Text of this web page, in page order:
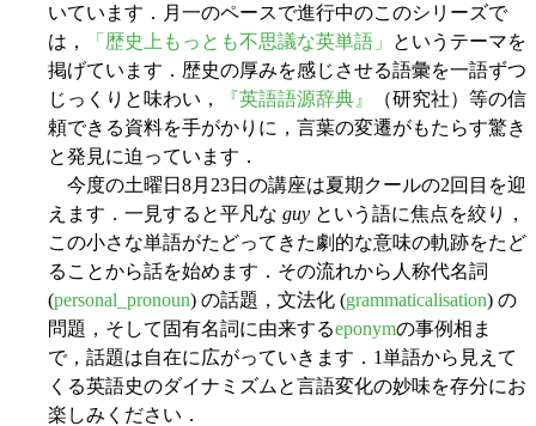
いています．月一のペースで進行中のこのシリーズで
は，
「歴史上もっとも不思議な英単語」
というテーマを
掲げています．歴史の厚みを感じさせる語彙を一語ずつ
じっくりと味わい，
『英語語源辞典』
（研究社）等の信
頼できる資料を手がかりに，言葉の変遷がもたらす驚き
と発見に迫っています．
今度の土曜日8月23日の講座は夏期クールの2回目を迎
えます．一見すると平凡な guy という語に焦点を絞り，
この小さな単語がたどってきた劇的な意味の軌跡をたど
ることから話を始めます．その流れから人称代名詞
(personal_pronoun) の話題，文法化 (grammaticalisation) の
問題，そして固有名詞に由来するeponymの事例相ま
で，話題は自在に広がっていきます．1単語から見えて
くる英語史のダイナミズムと言語変化の妙味を存分にお
楽しみください．